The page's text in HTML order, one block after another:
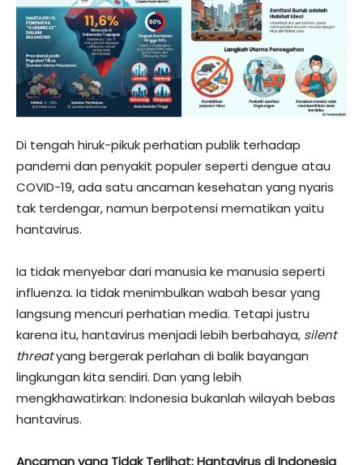
Di tengah hiruk-pikuk perhatian publik terhadap
pandemi dan penyakit populer seperti dengue atau
COVID-19, ada satu ancaman kesehatan yang nyaris
tak terdengar, namun berpotensi mematikan yaitu
hantavirus.
Ia tidak menyebar dari manusia ke manusia seperti
influenza. Ia tidak menimbulkan wabah besar yang
langsung mencuri perhatian media. Tetapi justru
karena itu, hantavirus menjadi lebih berbahaya, silent
threatyang bergerak perlahan di balik bayangan
lingkungan kita sendiri. Dan yang lebih
mengkhawatirkan: Indonesia bukanlah wilayah bebas
hantavirus.